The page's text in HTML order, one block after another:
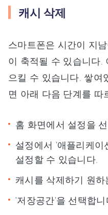
캐시 삭제
스마트폰은 시간이 지
이 축적될 수 있습니다.
으킬 수 있습니다. 쌓여
면 아래 다음 단계를 따
홈 화면에서 설정을
설정에서 '애플리케이
설정할 수 있습니다.
캐시를 삭제하기 원하
'저장공간'을 선택합니